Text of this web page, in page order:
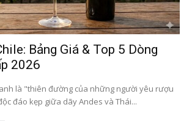
Bảng Giá & Top 5 Dòng
2026
là "thiên đường của những người yêu rượu
đáo kẹp giữa dãy Andes và Thái...